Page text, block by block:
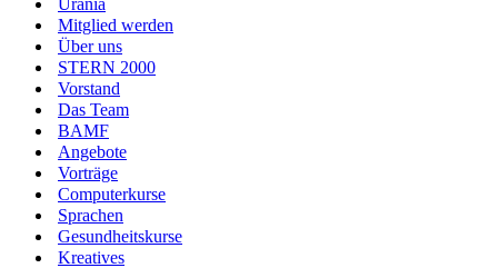
Urania
Mitglied werden
Über uns
STERN 2000
Vorstand
Das Team
BAMF
Angebote
Vorträge
Computerkurse
Sprachen
Gesundheitskurse
Kreatives